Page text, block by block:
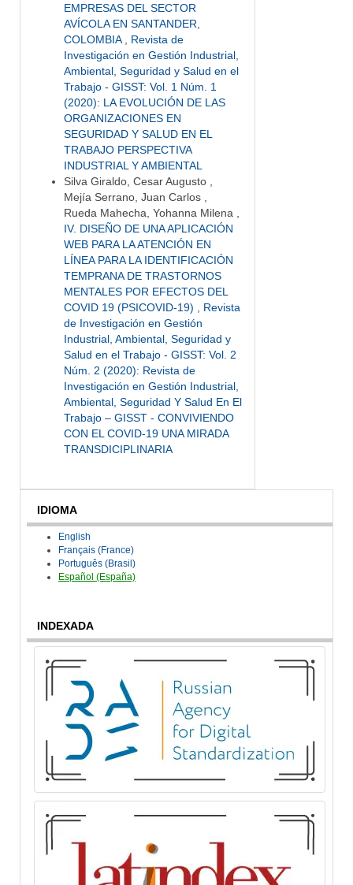
EMPRESAS DEL SECTOR
AVÍCOLA EN SANTANDER,
COLOMBIA, Revista de
Investigación en Gestión Industrial,
Ambiental, Seguridad y Salud en el
Trabajo - GISST: Vol. 1 Núm. 1
(2020): LA EVOLUCIÓN DE LAS
ORGANIZACIONES EN
SEGURIDAD Y SALUD EN EL
TRABAJO PERSPECTIVA
INDUSTRIAL Y AMBIENTAL
Silva Giraldo, Cesar Augusto ,
Mejía Serrano, Juan Carlos ,
Rueda Mahecha, Yohanna Milena ,
IV. DISEÑO DE UNA APLICACIÓN
WEB PARA LA ATENCIÓN EN
LÍNEA PARA LA IDENTIFICACIÓN
TEMPRANA DE TRASTORNOS
MENTALES POR EFECTOS DEL
COVID 19 (PSICOVID-19) , Revista
de Investigación en Gestión
Industrial, Ambiental, Seguridad y
Salud en el Trabajo - GISST: Vol. 2
Núm. 2 (2020): Revista de
Investigación en Gestión Industrial,
Ambiental, Seguridad Y Salud En El
Trabajo – GISST - CONVIVIENDO
CON EL COVID-19 UNA MIRADA
TRANSDICIPLINARIA
IDIOMA
English
Français (France)
Português (Brasil)
Español (España)
INDEXADA